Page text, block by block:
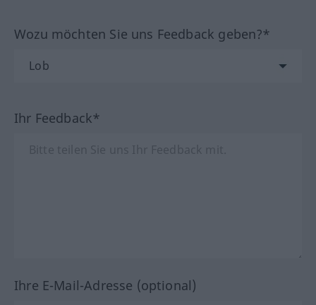
Wozu möchten Sie uns Feedback geben?*
Ihr Feedback*
Ihre E-Mail-Adresse (optional)